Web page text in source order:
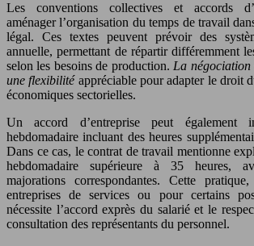
Les conventions collectives et accords
aménager l’organisation du temps de travail
légal. Ces textes peuvent prévoir des
annuelle, permettant de répartir différemment
selon les besoins de production. La
une flexibilité appréciable pour adapter le droit
économiques sectorielles.
Un accord d’entreprise peut également
hebdomadaire incluant des heures
Dans ce cas, le contrat de travail mentionne
hebdomadaire supérieure à 35 heures,
majorations correspondantes. Cette
entreprises de services ou pour certains
nécessite l’accord exprès du salarié et le
consultation des représentants du personnel.